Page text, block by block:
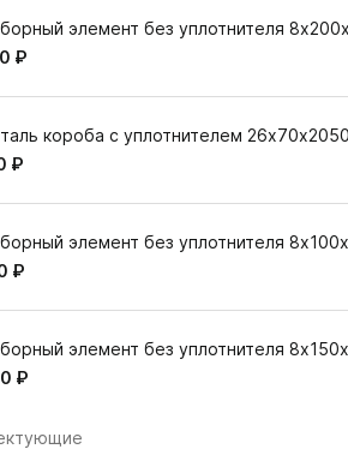
элемент без уплотнителя
₽
короба с уплотнителем 26х70х2050
₽
элемент без уплотнителя
₽
элемент без уплотнителя
₽